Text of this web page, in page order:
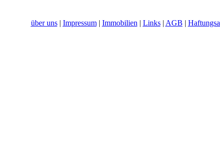
über uns| Impressum| Immobilien | Links| AGB |